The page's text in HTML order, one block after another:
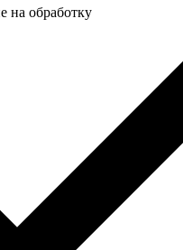
на обработку